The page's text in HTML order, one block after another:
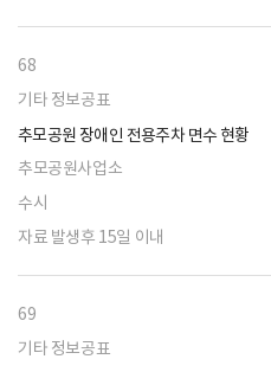
68
기타 정보공표
추모공원 장애인 전용주차 면수 현황
추모공원사업소
수시
자료 발생후 15일 이내
69
기타 정보공표